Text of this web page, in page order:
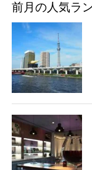
前月の人気ラ